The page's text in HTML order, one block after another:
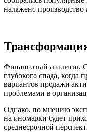
налажено производство
Финансовый аналитик
глубокого спада, когда
вариантов продажи
проблемами в
Однако, по мнению
на иномарки будет
среднесрочной